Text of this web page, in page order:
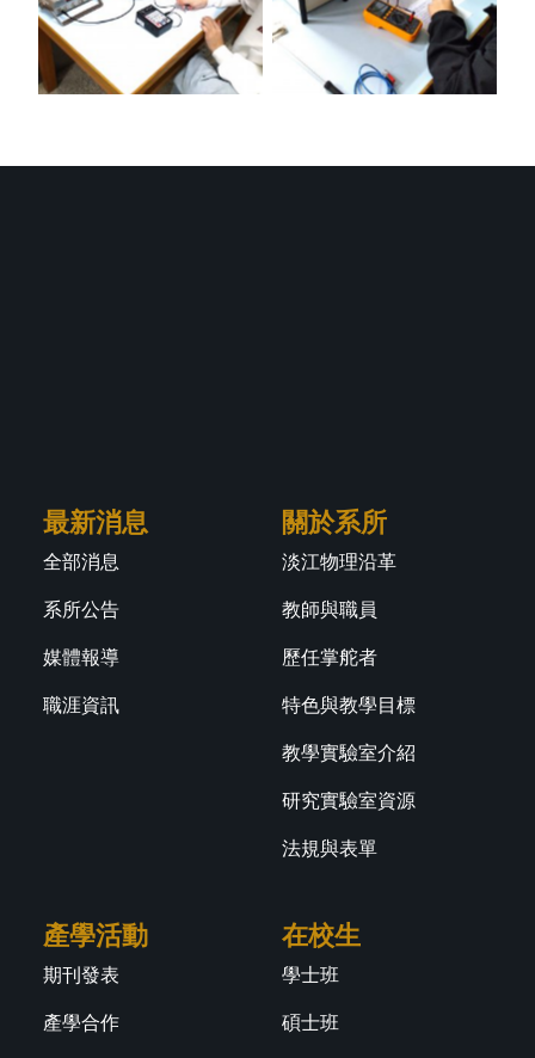
最新消息
全部消息
系所公告
媒體報導
職涯資訊
關於系所
淡江物理沿革
教師與職員
歷任掌舵者
特色與教學目標
教學實驗室介紹
研究實驗室資源
法規與表單
產學活動
期刊發表
產學合作
在校生
學士班
碩士班